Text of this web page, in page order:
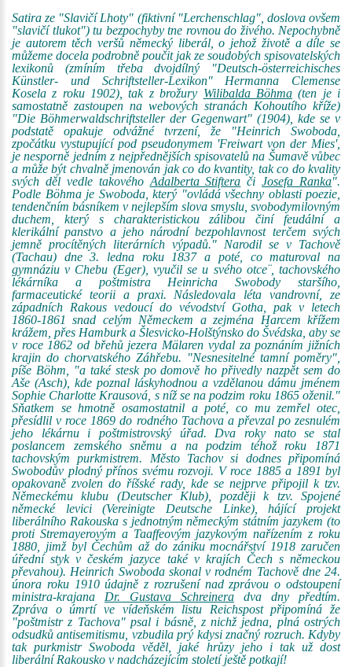
Satira ze "Slavičí Lhoty" (fiktivní "Lerchenschlag", doslova ovšem
"slavičí tlukot") tu bezpochyby tne rovnou do živého. Nepochybně
je autorem těch veršů německý liberál, o jehož životě a díle se
můžeme docela podrobně poučit jak ze soudobých spisovatelských
lexikonů (zmíním třeba dvojdílný "Deutsch-österreichisches
Künstler- und Schriftsteller-Lexikon" Hermanna Clemense
Kosela z roku 1902), tak z brožury Wilibalda Böhma(ten je i
samostatně zastoupen na webových stranách Kohoutího kříže)
"Die Böhmerwaldschriftsteller der Gegenwart" (1904), kde se v
podstatě opakuje odvážné tvrzení, že "Heinrich Swoboda,
zpočátku vystupující pod pseudonymem 'Freiwart von der Mies',
je nesporně jedním z nejpřednějších spisovatelů na Šumavě vůbec
a může být chvalně jmenován jak co do kvantity, tak co do kvality
svých děl vedle takového Adalberta Stiftera čiJosefa Ranka".
Podle Böhma je Swoboda, který "ovládá všechny oblasti poezie,
tendenčním básníkem v nejlepším slova smyslu, svobodymilovným
duchem, který s charakteristickou zálibou činí feudální a
klerikální panstvo a jeho národní bezpohlavnost terčem svých
jemně procítěných literárních výpadů." Narodil se v Tachově
(Tachau) dne 3. ledna roku 1837 a poté, co maturoval na
gymnáziu v Chebu (Eger), vyučil se u svého otce¨, tachovského
lékárníka a poštmistra Heinricha Swobody staršího,
farmaceutické teorii a praxi. Následovala léta vandrovní, ze
západních Rakous vedoucí do vévodství Gotha, pak v letech
1860-1861 snad celým Německem a zejména Harcem křížem
krážem, přes Hamburk a Šlesvicko-Holštýnsko do Švédska, aby se
v roce 1862 od břehů jezera Mälaren vydal za poznáním jižních
krajin do chorvatského Záhřebu. "Nesnesitelné tamní poměry",
píše Böhm, "a také stesk po domově ho přivedly nazpět sem do
Aše (Asch), kde poznal láskyhodnou a vzdělanou dámu jménem
Sophie Charlotte Krausová, s níž se na podzim roku 1865 oženil."
Sňatkem se hmotně osamostatnil a poté, co mu zemřel otec,
přesídlil v roce 1869 do rodného Tachova a převzal po zesnulém
jeho lékárnu i poštmistrovský úřad. Dva roky nato se stal
poslancem zemského sněmu a na podzim téhož roku 1871
tachovským purkmistrem. Město Tachov si dodnes připomíná
Swobodův plodný přínos svému rozvoji. V roce 1885 a 1891 byl
opakovaně zvolen do říšské rady, kde se nejprve připojil k tzv.
Německému klubu (Deutscher Klub), později k tzv. Spojené
německé levici (Vereinigte Deutsche Linke), hájící projekt
liberálního Rakouska s jednotným německým státním jazykem (to
proti Stremayerovým a Taaffeovým jazykovým nařízením z roku
1880, jimž byl Čechům až do zániku mocnářství 1918 zaručen
úřední styk v českém jazyce také v krajích Čech s německou
převahou). Heinrich Swoboda skonal v rodném Tachově dne 24.
února roku 1910 údajně z rozrušení nad zprávou o odstoupení
ministra-krajana Dr. Gustava Schreinera dva dny předtím.
Zpráva o úmrtí ve vídeňském listu Reichspost připomíná že
"poštmistr z Tachova" psal i básně, z nichž jedna, plná ostrých
odsudků antisemitismu, vzbudila prý kdysi značný rozruch. Kdyby
tak purkmistr Swoboda věděl, jaké hrůzy jeho i tak už dost
liberální Rakousko v nadcházejícím století ještě potkají!